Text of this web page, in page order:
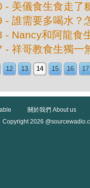
- 美儀食生食走了
- 誰需要多喝水？
- Nancy和阿龍食
- 祥哥教食生獨一
12 13 14 15 16 17
關於我們 About us
Copyright 2026